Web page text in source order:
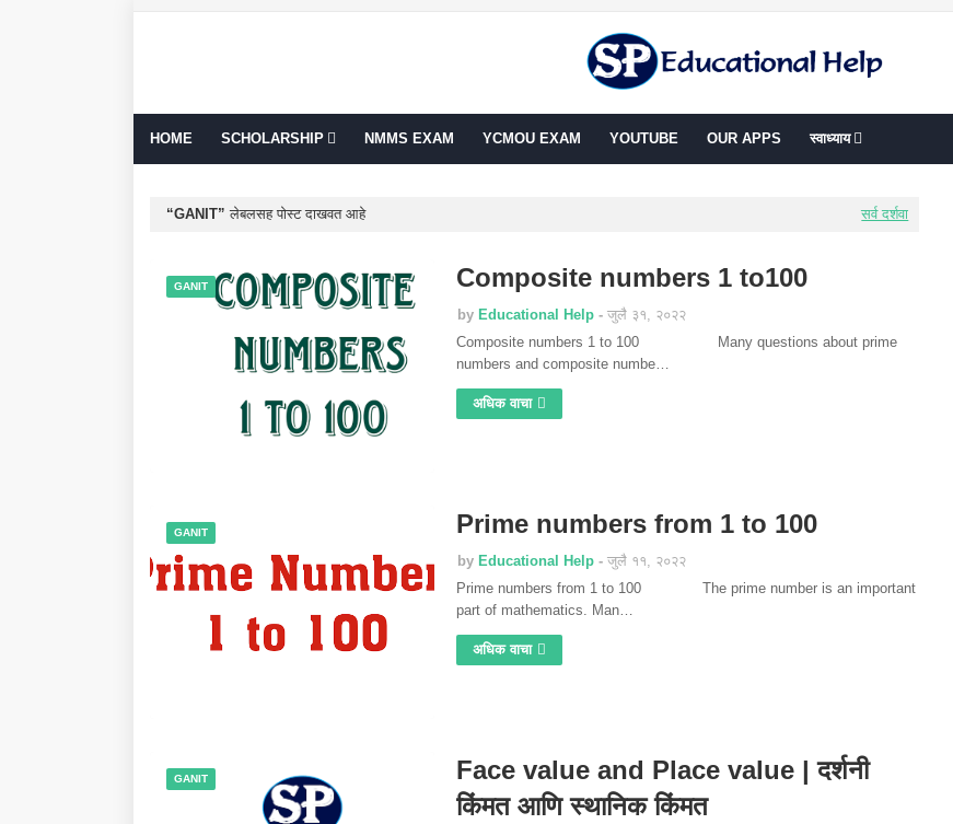
HOME SCHOLARSHIP NMMS EXAM YCMOU EXAM YOUTUBE OUR APPS स्वाध्याय
GANIT लेबलसह पोस्ट दाखवत आहे सर्व दर्शवा
GANIT Composite numbers 1 to100
by Educational Help
जुलै ३१, २०२२
Composite numbers 1 to 100 Many questions about prime
numbers and composite numbe…
अधिक वाचा
GANIT Prime numbers from 1 to 100
by Educational Help
जुलै ११, २०२२
Prime numbers from 1 to 100 The prime number is an important
part of mathematics. Man…
अधिक वाचा
GANIT
Face value and Place value | दर्शनी
किंमत आणि स्थानिक किंमत